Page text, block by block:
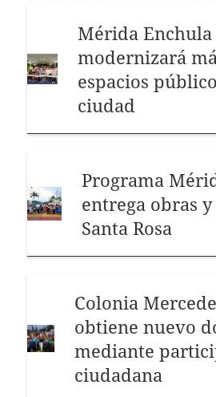
Mérida Enchula
modernizará
espacios
ciudad
Programa
entrega obras
Santa Rosa
Colonia
obtiene nuevo
mediante
ciudadana